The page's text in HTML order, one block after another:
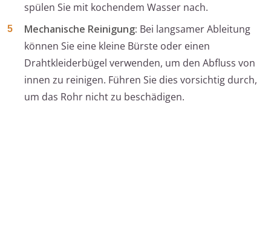
spülen Sie mit kochendem Wasser nach.
Mechanische Reinigung: Bei langsamer Ableitung
können Sie eine kleine Bürste oder einen
Drahtkleiderbügel verwenden, um den Abfluss von
innen zu reinigen. Führen Sie dies vorsichtig durch,
um das Rohr nicht zu beschädigen.